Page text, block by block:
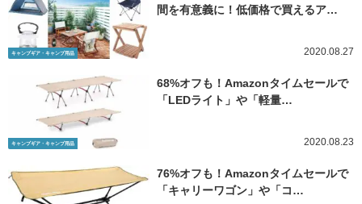
キャンプギア・キャンプ用品
間を有意義に！低価格で買えるア…
2020.08.27
キャンプギア・キャンプ用品
68%オフも！Amazonタイムセールで
「LEDライト」や「軽量…
2020.08.23
76%オフも！Amazonタイムセールで
「キャリーワゴン」や「コ…